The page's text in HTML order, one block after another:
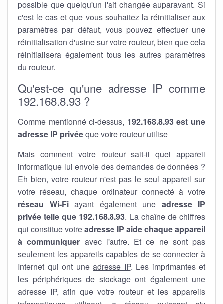
possible que quelqu'un l'ait changée auparavant. Si
c'est le cas et que vous souhaitez la réinitialiser aux
paramètres par défaut, vous pouvez effectuer une
réinitialisation d'usine sur votre routeur, bien que cela
réinitialisera également tous les autres paramètres
du routeur.
Qu'est-ce qu'une adresse IP comme
192.168.8.93 ?
Comme mentionné ci-dessus, 192.168.8.93 est une
adresse IP privéeque votre routeur utilise
Mais comment votre routeur sait-il quel appareil
informatique lui envoie des demandes de données ?
Eh bien, votre routeur n'est pas le seul appareil sur
votre réseau, chaque ordinateur connecté à votre
réseau Wi-Fiayant également une adresse IP
privée telle que 192.168.8.93. La chaîne de chiffres
qui constitue votreadresse IP aide chaque appareil
à communiquer avec l'autre. Et ce ne sont pas
seulement les appareils capables de se connecter à
Internet qui ont une adresse IP. Les imprimantes et
les périphériques de stockage ont également une
adresse IP, afin que votre routeur et les appareils